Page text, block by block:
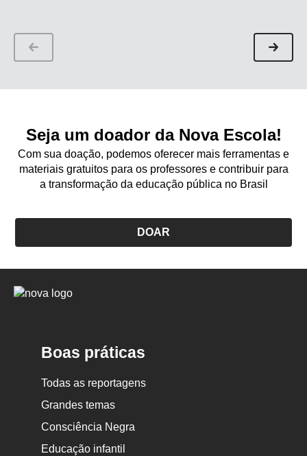
Seja um doador da Nova Escola!
Com sua doação, podemos oferecer mais ferramentas e
materiais gratuitos para os professores e contribuir para
a transformação da educação pública no Brasil
DOAR
Logo
Boas práticas
Todas as reportagens
Grandes temas
Consciência Negra
Educação infantil